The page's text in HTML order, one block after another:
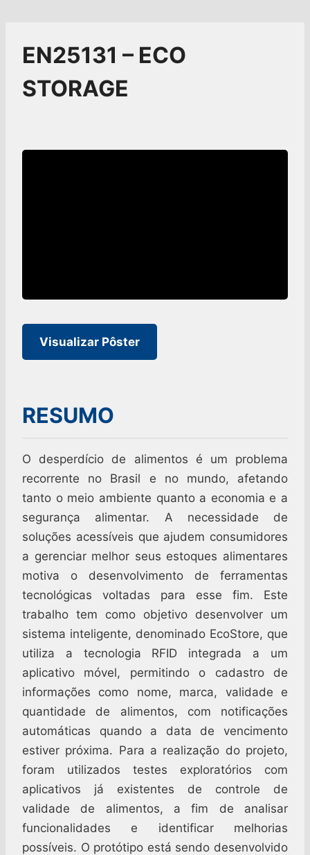
EN25131 – ECO
STORAGE
Visualizar Pôster
RESUMO
O desperdício de alimentos é um problema
recorrente no Brasil e no mundo, afetando
tanto o meio ambiente quanto a economia e a
segurança alimentar. A necessidade de
soluções acessíveis que ajudem consumidores
a gerenciar melhor seus estoques alimentares
motiva o desenvolvimento de ferramentas
tecnológicas voltadas para esse fim. Este
trabalho tem como objetivo desenvolver um
sistema inteligente, denominado EcoStore, que
utiliza a tecnologia RFID integrada a um
aplicativo móvel, permitindo o cadastro de
informações como nome, marca, validade e
quantidade de alimentos, com notificações
automáticas quando a data de vencimento
estiver próxima. Para a realização do projeto,
foram utilizados testes exploratórios com
aplicativos já existentes de controle de
validade de alimentos, a fim de analisar
funcionalidades e identificar melhorias
possíveis. O protótipo está sendo desenvolvido